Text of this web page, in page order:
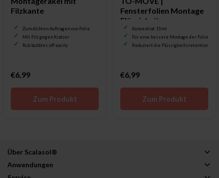
Filzkante
Zum dichten Auftragen von Folie
Mit Filz gegen Kratzer
Rub bubbles off easily
€6,99
Zum Produkt
Fensterfolien Montage
Flüssigkeit
Konzentrat 15 ml
Für eine bessere Montage der Folie
Reduziert die Flüssigkeitsretention
€6,99
Zum Produkt
Über Scalasol®
Anwendungen